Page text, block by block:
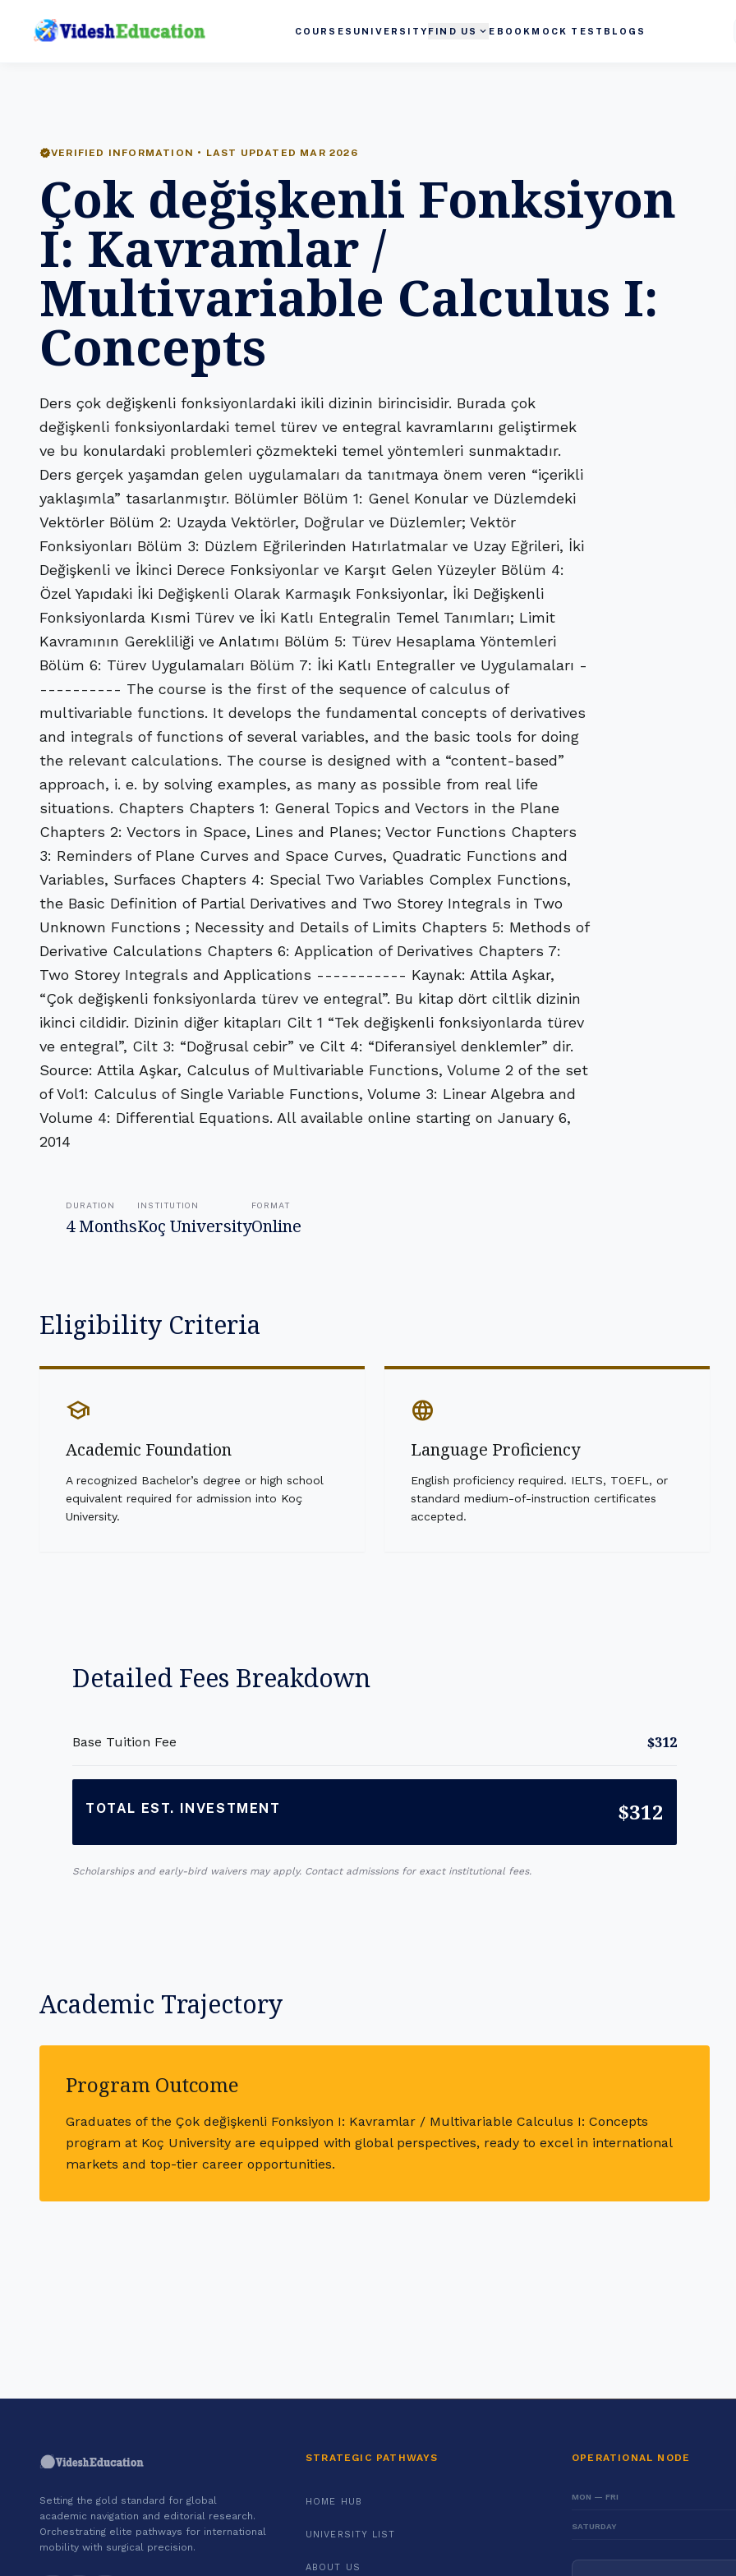
COURSES UNIVERSITY FIND US expand_more EBOOK MOCK TEST BLOGS
verifiedVERIFIED INFORMATION • LAST UPDATED MAR 2026
Çok değişkenli Fonksiyon
I: Kavramlar /
Multivariable Calculus I:
Concepts
Ders çok değişkenli fonksiyonlardaki ikili dizinin birincisidir. Burada çok
değişkenli fonksiyonlardaki temel türev ve entegral kavramlarını geliştirmek
ve bu konulardaki problemleri çözmekteki temel yöntemleri sunmaktadır.
Ders gerçek yaşamdan gelen uygulamaları da tanıtmaya önem veren “içerikli
yaklaşımla” tasarlanmıştır. Bölümler Bölüm 1: Genel Konular ve Düzlemdeki
Vektörler Bölüm 2: Uzayda Vektörler, Doğrular ve Düzlemler; Vektör
Fonksiyonları Bölüm 3: Düzlem Eğrilerinden Hatırlatmalar ve Uzay Eğrileri, İki
Değişkenli ve İkinci Derece Fonksiyonlar ve Karşıt Gelen Yüzeyler Bölüm 4:
Özel Yapıdaki İki Değişkenli Olarak Karmaşık Fonksiyonlar, İki Değişkenli
Fonksiyonlarda Kısmi Türev ve İki Katlı Entegralin Temel Tanımları; Limit
Kavramının Gerekliliği ve Anlatımı Bölüm 5: Türev Hesaplama Yöntemleri
Bölüm 6: Türev Uygulamaları Bölüm 7: İki Katlı Entegraller ve Uygulamaları -
---------- The course is the first of the sequence of calculus of
multivariable functions. It develops the fundamental concepts of derivatives
and integrals of functions of several variables, and the basic tools for doing
the relevant calculations. The course is designed with a “content-based”
approach, i. e. by solving examples, as many as possible from real life
situations. Chapters Chapters 1: General Topics and Vectors in the Plane
Chapters 2: Vectors in Space, Lines and Planes; Vector Functions Chapters
3: Reminders of Plane Curves and Space Curves, Quadratic Functions and
Variables, Surfaces Chapters 4: Special Two Variables Complex Functions,
the Basic Definition of Partial Derivatives and Two Storey Integrals in Two
Unknown Functions ; Necessity and Details of Limits Chapters 5: Methods of
Derivative Calculations Chapters 6: Application of Derivatives Chapters 7:
Two Storey Integrals and Applications ----------- Kaynak: Attila Aşkar,
“Çok değişkenli fonksiyonlarda türev ve entegral”. Bu kitap dört ciltlik dizinin
ikinci cildidir. Dizinin diğer kitapları Cilt 1 “Tek değişkenli fonksiyonlarda türev
ve entegral”, Cilt 3: “Doğrusal cebir” ve Cilt 4: “Diferansiyel denklemler” dir.
Source: Attila Aşkar, Calculus of Multivariable Functions, Volume 2 of the set
of Vol1: Calculus of Single Variable Functions, Volume 3: Linear Algebra and
Volume 4: Differential Equations. All available online starting on January 6,
2014
DURATION
4 Months
INSTITUTION
Koç University
FORMAT
Online
Eligibility Criteria
school
Academic Foundation
A recognized Bachelor’s degree or high school
equivalent required for admission into Koç
University.
language
Language Proficiency
English proficiency required. IELTS, TOEFL, or
standard medium-of-instruction certificates
accepted.
Detailed Fees Breakdown
Base Tuition Fee $312
TOTAL EST. INVESTMENT $312
Scholarships and early-bird waivers may apply. Contact admissions for exact institutional fees.
Academic Trajectory
Program Outcome
Graduates of the Çok değişkenli Fonksiyon I: Kavramlar / Multivariable Calculus I: Concepts
program at Koç University are equipped with global perspectives, ready to excel in international
markets and top-tier career opportunities.
Setting the gold standard for global
academic navigation and editorial research.
Orchestrating elite pathways for international
mobility with surgical precision.
STRATEGIC PATHWAYS
HOME HUB
UNIVERSITY LIST
ABOUT US
OPERATIONAL NODE
MON — FRI
SATURDAY